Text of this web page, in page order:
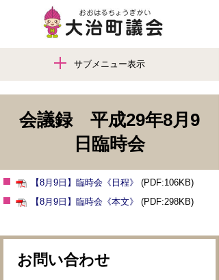
サブメニュー表示
会議録 平成29年8月9
日臨時会
【8月9日】臨時会《日程》
(PDF:106KB)
【8月9日】臨時会《本文》
(PDF:298KB)
お問い合わせ